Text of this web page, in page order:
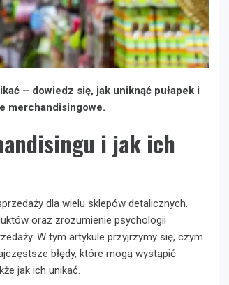
– dowiedz się, jak uniknąć pułapek i
merchandisingowe.
i jak ich
dla wielu sklepów detalicznych.
oraz zrozumienie psychologii
W tym artykule przyjrzymy się, czym
błędy, które mogą wystąpić
jak ich unikać.